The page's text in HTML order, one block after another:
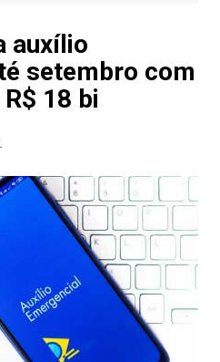
auxílio
setembro com
18 bi